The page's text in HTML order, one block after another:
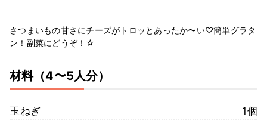
さつまいもの甘さにチーズがトロッとあったか〜い♡簡単グラタ
ン！副菜にどうぞ！☆
材料（4〜5人分）
玉ねぎ
1個